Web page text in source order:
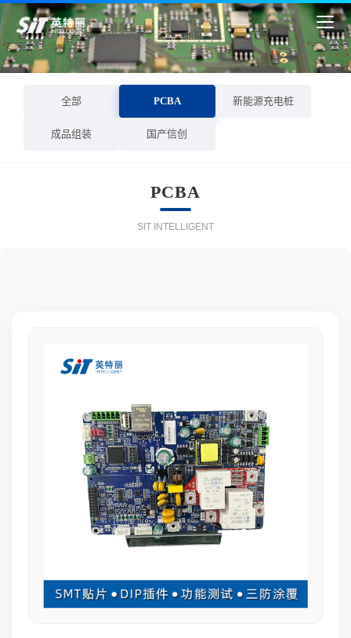
全部 PCBA 新能源充电桩
成品组装 国产信创
PCBA
SIT INTELLIGENT